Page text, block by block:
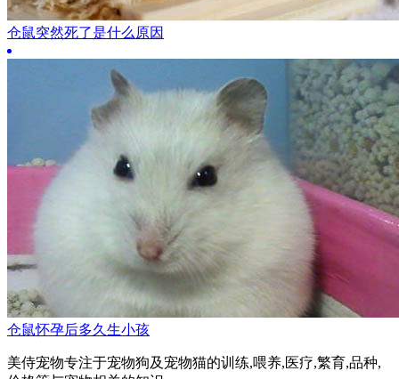
仓鼠突然死了是什么原因
仓鼠怀孕后多久生小孩
美侍宠物专注于宠物狗及宠物猫的训练,喂养,医疗,繁育,品种,